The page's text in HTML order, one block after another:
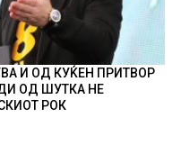
И ОД КУЌЕН ПРИТВОР
ОД ШУТКА НЕ
РОК